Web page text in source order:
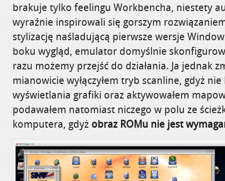
brakuje tylko feelingu Workbencha, niestety
wyraźnie inspirowali się gorszym
stylizację naśladującą pierwsze wersje
boku wygląd, emulator domyślnie
razu możemy przejść do działania. Ja jednak
mianowicie wyłączyłem tryb scanline, gdyż
wyświetlania grafiki oraz aktywowałem
podawałem natomiast niczego w polu ze
komputera, gdyż obraz ROMu nie jest